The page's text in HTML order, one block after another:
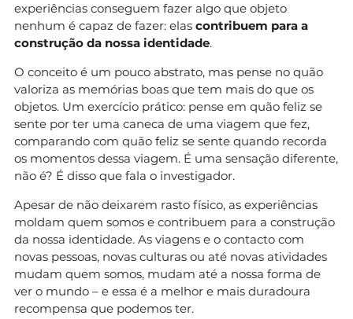
experiências conseguem fazer algo que objeto
nenhum é capaz de fazer: elas contribuem para a
construção da nossa identidade.
O conceito é um pouco abstrato, mas pense no quão
valoriza as memórias boas que tem mais do que os
objetos. Um exercício prático: pense em quão feliz se
sente por ter uma caneca de uma viagem que fez,
comparando com quão feliz se sente quando recorda
os momentos dessa viagem. É uma sensação diferente,
não é? É disso que fala o investigador.
Apesar de não deixarem rasto físico, as experiências
moldam quem somos e contribuem para a construção
da nossa identidade. As viagens e o contacto com
novas pessoas, novas culturas ou até novas atividades
mudam quem somos, mudam até a nossa forma de
ver o mundo – e essa é a melhor e mais duradoura
recompensa que podemos ter.